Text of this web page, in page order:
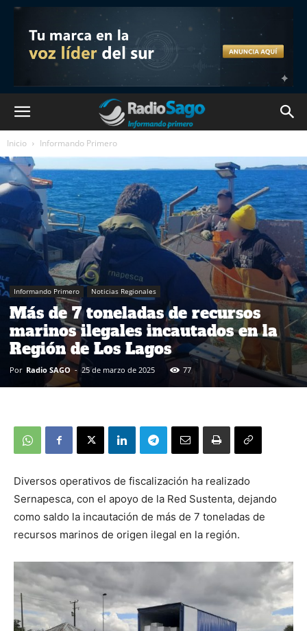
Inicio Informando Primero
Informando Primero Noticias Regionales
Más de 7 toneladas de recursos
marinos ilegales incautados en la
Región de Los Lagos
Por Radio SAGO - 25 de marzo de 2025 77
Diversos operativos de fiscalización ha realizado
Sernapesca, con el apoyo de la Red Sustenta, dejando
como saldo la incautación de más de 7 toneladas de
recursos marinos de origen ilegal en la región.